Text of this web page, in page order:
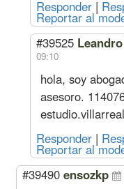
Sereno
Julio
(1,1%
Oficial
Especializado
Ayudante
Sereno
Acuerdo Mayo 2025
Junio
(1%
s/may)
Oficial
Especializado
Responder |
Reportar al
#39525
09:10
hola, soy
asesoro.
Responder |
Reportar al
#39490 ensozkp